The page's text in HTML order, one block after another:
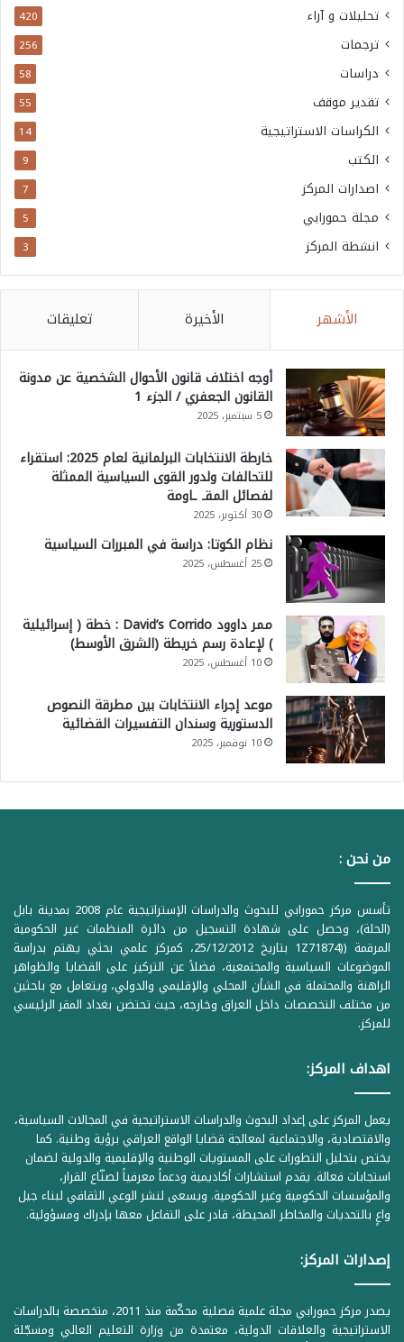
تحليلات و آراء 420
ترجمات 256
دراسات 58
تقدير موقف 55
الكراسات الاستراتيجية 14
الكتب 9
اصدارات المركز 7
مجلة حمورابي 5
انشطة المركز 3
الأشهر الأخيرة تعليقات
أوجه اختلاف قانون الأحوال الشخصية عن مدونة
القانون الجعفري / الجزء 1
5 سبتمبر، 2025
خارطة الانتخابات البرلمانية لعام 2025: استقراء
للتحالفات ولدور القوى السياسية الممثلة
لفصائل المقـ ـاومة
30 أكتوبر، 2025
نظام الكوتا: دراسة في المبررات السياسية
25 أغسطس، 2025
ممر داوود David’s Corrido : خطة ( إسرائيلية
) لإعادة رسم خريطة (الشرق الأوسط)
10 أغسطس، 2025
موعد إجراء الانتخابات بين مطرقة النصوص
الدستورية وسندان التفسيرات القضائية
10 نوفمبر، 2025
من نحن :
تأسس مركز حمورابي للبحوث والدراسات الإستراتيجية عام 2008 بمدينة بابل
(الحلة)، وحصل على شهادة التسجيل من دائرة المنظمات غير الحكومية
المرقمة ((1Z71874 بتاريخ 25/12/2012، كمركز علمي بحثي يهتم بدراسة
الموضوعات السياسية والمجتمعية، فضلاً عن التركيز على القضايا والظواهر
الراهنة والمحتملة في الشأن المحلي والإقليمي والدولي، ويتعامل مع باحثين
من مختلف التخصصات داخل العراق وخارجه، حيث تحتضن بغداد المقر الرئيسي
للمركز.
اهداف المركز:
يعمل المركز على إعداد البحوث والدراسات الاستراتيجية في المجالات السياسية،
والاقتصادية، والاجتماعية لمعالجة قضايا الواقع العراقي برؤية وطنية. كما
يختص بتحليل التطورات على المستويات الوطنية والإقليمية والدولية لضمان
استجابات فعالة. يقدم استشارات أكاديمية ودعماً معرفياً لصنّاع القرار،
والمؤسسات الحكومية وغير الحكومية. ويسعى لنشر الوعي الثقافي لبناء جيل
واعٍ بالتحديات والمخاطر المحيطة، قادر على التفاعل معها بإدراك ومسؤولية.
إصدارات المركز:
يصدر مركز حمورابي مجلة علمية فصلية محكّمة منذ 2011، متخصصة بالدراسات
الاستراتيجية والعلاقات الدولية، معتمدة من وزارة التعليم العالي ومسجّلة